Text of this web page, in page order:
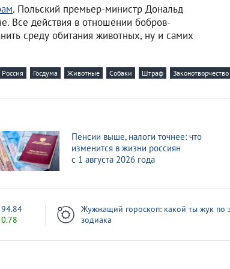
. Польский премьер-министр Дональд
Все действия в отношении бобров-
среду обитания животных, ну и самих
Россия Госдума Животные Собаки Штраф Законотворчество
Пенсии выше, налоги точнее: что
изменится в жизни россиян
с 1 августа 2026 года
94.84
0.78
Жужжащий гороскоп: какой ты жук по
зодиака